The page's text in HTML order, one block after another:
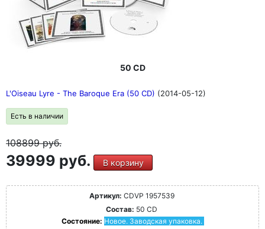
50 CD
L'Oiseau Lyre - The Baroque Era (50 CD) (2014-05-12)
Есть в наличии
108899руб.
39999 руб. В корзину
Артикул: CDVP 1957539
Состав: 50 CD
Состояние: Новое. Заводская упаковка.